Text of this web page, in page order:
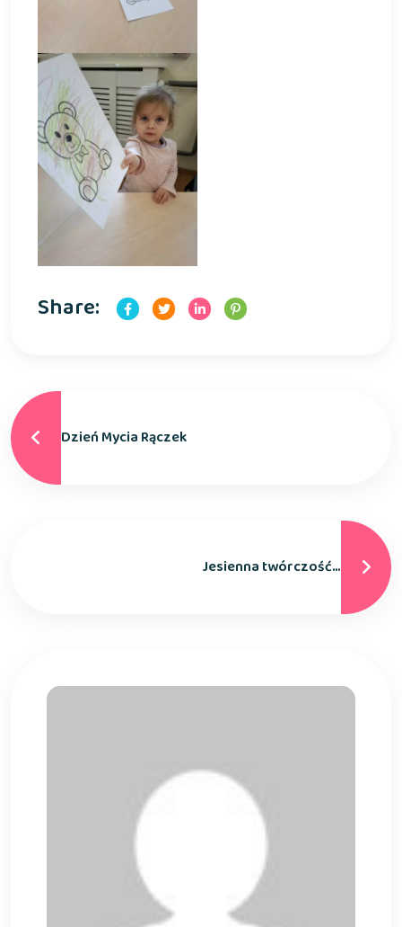
Share:
Dzień Mycia Rączek
Jesienna twórczość…